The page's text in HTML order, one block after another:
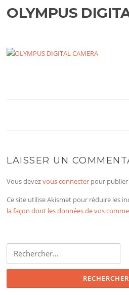
OLYMPUS
LAISSER UN
Vous devezvous connecter pour
Ce site utilise Akismet pour réduire les
la façon dont les données de vos
Rechercher :